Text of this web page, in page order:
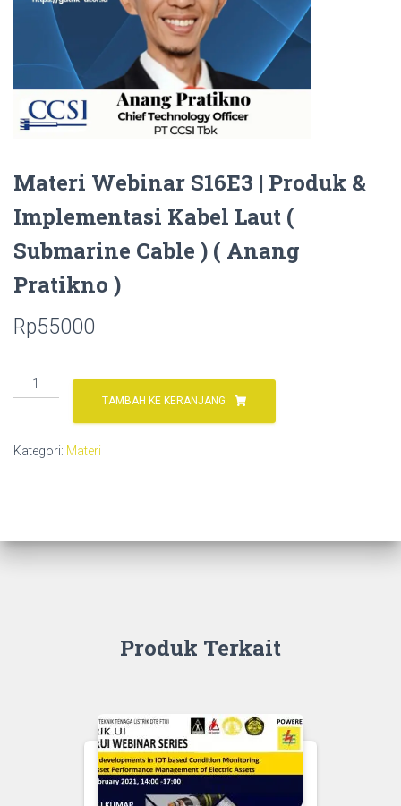
Materi Webinar S16E3 | Produk &
Implementasi Kabel Laut (
Submarine Cable ) ( Anang
Pratikno )
Rp55000
Kuantitas
Materi
|
TAMBAH KE KERANJANG
Kategori: Materi
Produk Terkait